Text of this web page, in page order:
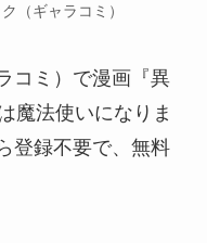
（ギャラコミ）
コミ）で漫画『異
魔法使いになりま
登録不要で、無料